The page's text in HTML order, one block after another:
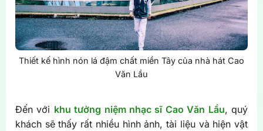
Thiết kế hình nón lá đậm chất miền Tây của nhà hát Cao
Văn Lầu
Đến với khu tưởng niệm nhạc sĩ Cao Văn Lầu, quý
khách sẽ thấy rất nhiều hình ảnh, tài liệu và hiện vật